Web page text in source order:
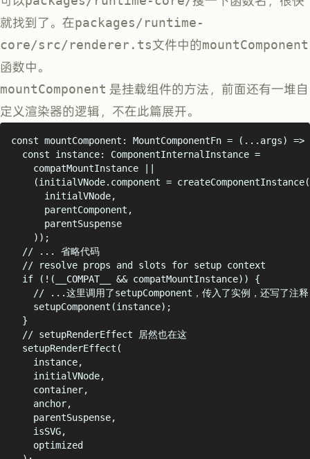
就找到了。在packages/runtime-
core/src/renderer.ts文件中的mountComponent
函数中。
mountComponent 是挂载组件的方法，前面还有一堆自
定义渲染器的逻辑，不在此篇展开。
const mountComponent : MountComponentFn = (... args)
=>
const
instance: ComponentInternalInstance =
compatMountInstance
(initialVNode. component = createComponentInstance(
initialVNode,
parentComponent ,
parentSuspense
)) ;
// ... 省略代码
// resolve props and slots for setup context
if ( ! ( __COMPAT__ && compatMountInstance)) {
// ...这里调用了setupComponent，传入了实例，还写了注释
setupComponent (instance) ;
}
// setupRenderEffect 居然也在这
setupRenderEffect (
instance,
initialVNode,
container,
anchor,
parentSuspense,
isSVG,
optimized